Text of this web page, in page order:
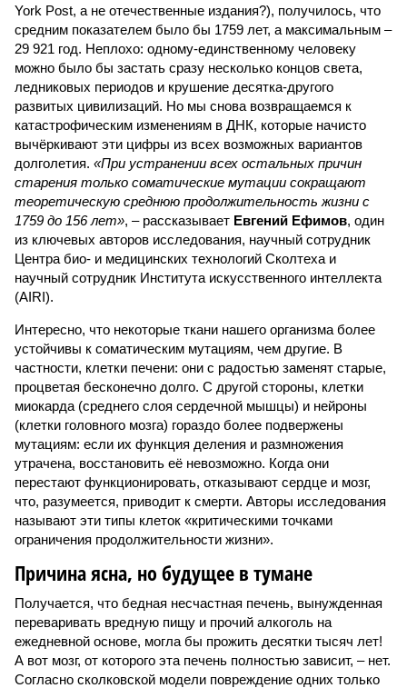
York Post, а не отечественные издания?), получилось, что
средним показателем было бы 1759 лет, а максимальным –
29 921 год. Неплохо: одному-единственному человеку
можно было бы застать сразу несколько концов света,
ледниковых периодов и крушение десятка-другого
развитых цивилизаций. Но мы снова возвращаемся к
катастрофическим изменениям в ДНК, которые начисто
вычёркивают эти цифры из всех возможных вариантов
долголетия. «При устранении всех остальных причин
старения только соматические мутации сокращают
теоретическую среднюю продолжительность жизни с
1759 до 156 лет», – рассказывает Евгений Ефимов, один
из ключевых авторов исследования, научный сотрудник
Центра био- и медицинских технологий Сколтеха и
научный сотрудник Института искусственного интеллекта
(AIRI).
Интересно, что некоторые ткани нашего организма более
устойчивы к соматическим мутациям, чем другие. В
частности, клетки печени: они с радостью заменят старые,
процветая бесконечно долго. С другой стороны, клетки
миокарда (среднего слоя сердечной мышцы) и нейроны
(клетки головного мозга) гораздо более подвержены
мутациям: если их функция деления и размножения
утрачена, восстановить её невозможно. Когда они
перестают функционировать, отказывают сердце и мозг,
что, разумеется, приводит к смерти. Авторы исследования
называют эти типы клеток «критическими точками
ограничения продолжительности жизни».
Причина ясна, но будущее в тумане
Получается, что бедная несчастная печень, вынужденная
переваривать вредную пищу и прочий алкоголь на
ежедневной основе, могла бы прожить десятки тысяч лет!
А вот мозг, от которого эта печень полностью зависит, – нет.
Согласно сколковской модели повреждение одних только